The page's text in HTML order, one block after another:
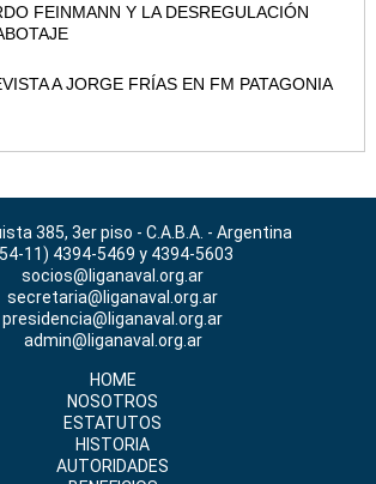
FEINMANN Y LA DESREGULACIÓN
A JORGE FRÍAS EN FM PATAGONIA
385, 3er piso - C.A.B.A. - Argentina
11) 4394-5469 y 4394-5603
socios@liganaval.org.ar
secretaria@liganaval.org.ar
presidencia@liganaval.org.ar
admin@liganaval.org.ar
HOME
NOSOTROS
ESTATUTOS
HISTORIA
AUTORIDADES